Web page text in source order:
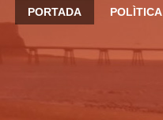
PORTADA POLÌTICA